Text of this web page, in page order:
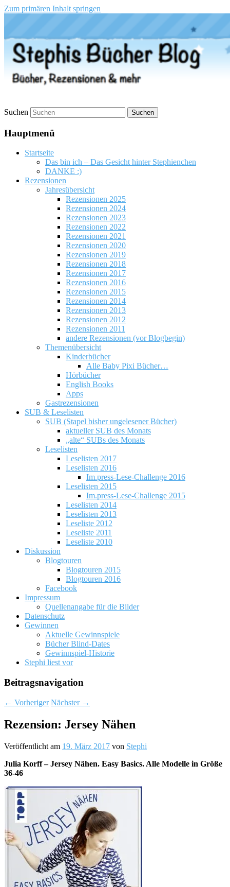
Zum primären Inhalt springen
Stephis Bücher Blog
Suchen
Hauptmenü
Startseite
Das bin ich – Das Gesicht hinter Stephienchen
DANKE :)
Rezensionen
Jahresübersicht
Rezensionen 2025
Rezensionen 2024
Rezensionen 2023
Rezensionen 2022
Rezensionen 2021
Rezensionen 2020
Rezensionen 2019
Rezensionen 2018
Rezensionen 2017
Rezensionen 2016
Rezensionen 2015
Rezensionen 2014
Rezensionen 2013
Rezensionen 2012
Rezensionen 2011
andere Rezensionen (vor Blogbegin)
Themenübersicht
Kinderbücher
Alle Baby Pixi Bücher…
Hörbücher
English Books
Apps
Gastrezensionen
SUB & Leselisten
SUB (Stapel bisher ungelesener Bücher)
aktueller SUB des Monats
„alte“ SUBs des Monats
Leselisten
Leselisten 2017
Leselisten 2016
Im.press-Lese-Challenge 2016
Leselisten 2015
Im.press-Lese-Challenge 2015
Leselisten 2014
Leselisten 2013
Leseliste 2012
Leseliste 2011
Leseliste 2010
Diskussion
Blogtouren
Blogtouren 2015
Blogtouren 2016
Facebook
Impressum
Quellenangabe für die Bilder
Datenschutz
Gewinnen
Aktuelle Gewinnspiele
Bücher Blind-Dates
Gewinnspiel-Historie
Stephi liest vor
Beitragsnavigation
← Vorheriger Nächster →
Rezension: Jersey Nähen
Veröffentlicht am 19. März 2017 von Stephi
Julia Korff – Jersey Nähen. Easy Basics. Alle Modelle in Größe
36-46